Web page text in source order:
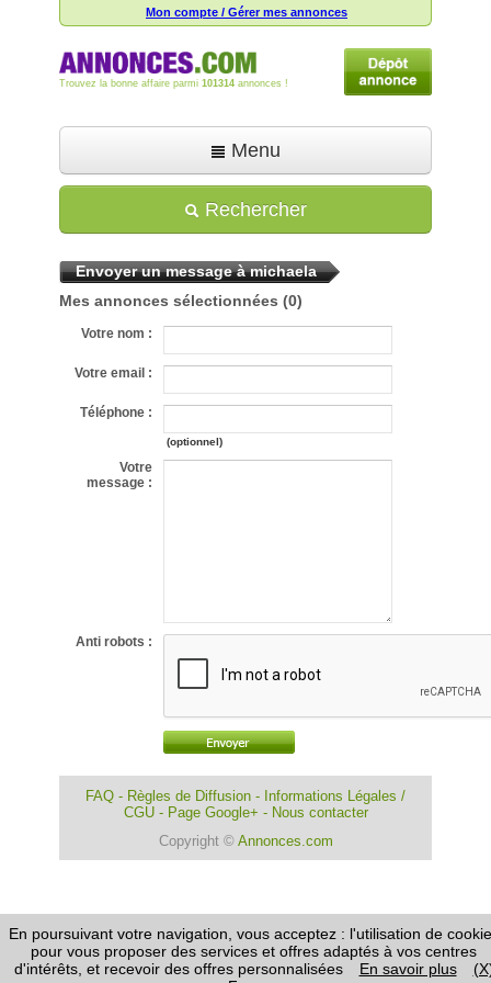
Mon compte / Gérer mes annonces
Trouvez la bonne affaire parmi 101314 annonces !
Menu
Déposer une annonce
Toutes les annonces
Aide
Rechercher
Envoyer un message à michaela
Mes annonces sélectionnées (0)
Votre nom :
Votre email :
Téléphone :
(optionnel)
Votre
message :
Anti robots :
FAQ - Règles de Diffusion - Informations Légales /
CGU- Page Google+ - Nous contacter
Copyright © Annonces.com
En poursuivant votre navigation, vous acceptez : l'utilisation de
pour vous proposer des services et offres adaptés à vos centres
d'intérêts, et recevoir des offres personnalisées
En savoir plus